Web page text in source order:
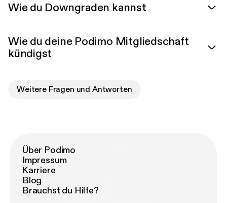
Wie du Downgraden kannst
Wie du deine Podimo Mitgliedschaft
kündigst
Weitere Fragen und Antworten
Über Podimo
Impressum
Karriere
Blog
Brauchst du Hilfe?